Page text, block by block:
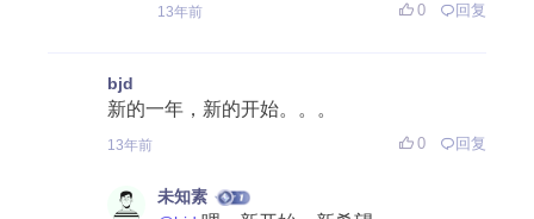
13年前 0 回复
bjd
新的一年，新的开始。。。
13年前 0 回复
未知素